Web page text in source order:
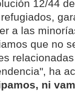
12/44
a las
que no
ha
ni